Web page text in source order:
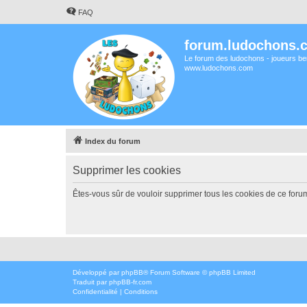
FAQ
Le forum des ludochons - joueurs
www.ludochons.com
Index du forum
Supprimer les cookies
Êtes-vous sûr de vouloir supprimer tous les cookies de ce
Développé par phpBB® Forum Software © phpBB Limited
Traduit par phpBB-fr.com
Confidentialité | Conditions